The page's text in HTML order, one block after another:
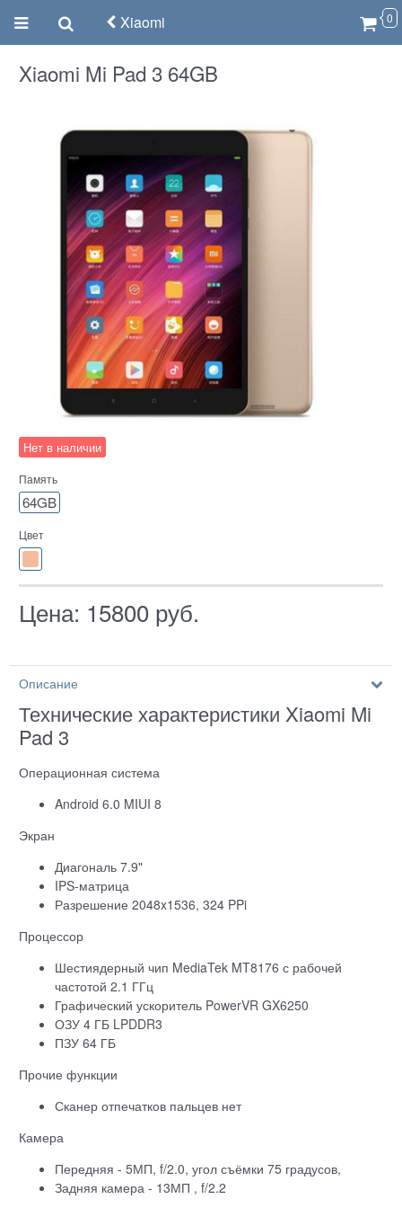
Xiaomi 0
Xiaomi Mi Pad 3 64GB
Нет в наличии
Память
64GB
Цвет
Цена: 15800 руб.
Описание
Технические характеристики Xiaomi Mi
Pad 3
Операционная система
Android 6.0 MIUI 8
Экран
Диагональ 7.9"
IPS-матрица
Разрешение 2048x1536, 324 PPi
Процессор
Шестиядерный чип MediaTek MT8176 с рабочей
частотой 2.1 ГГц
Графический ускоритель PowerVR GX6250
ОЗУ 4 ГБ LPDDR3
ПЗУ 64 ГБ
Прочие функции
Сканер отпечатков пальцев нет
Камера
Передняя - 5МП, f/2.0, угол съёмки 75 градусов,
Задняя камера - 13МП , f/2.2